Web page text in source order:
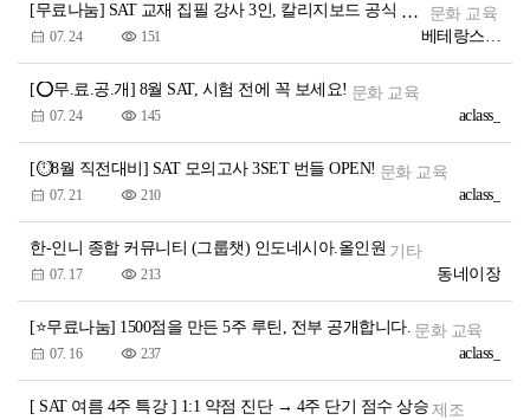
[무료나눔] SAT 교재 집필 강사 3인, 칼리지보드 공식 모의고사 전문항 해설강의
문화 교육
베테랑스에듀1
07. 24 151
[⭕무.료.공.개] 8월 SAT, 시험 전에 꼭 보세요! 문화 교육
aclass_
07. 24 145
[⏱️8월 직전대비] SAT 모의고사 3SET 번들 OPEN! 문화 교육
aclass_
07. 21 210
한-인니 종합 커뮤니티 (그룹챗) 인도네시아.올인원 기타
동네이장
07. 17 213
[⭐무료나눔] 1500점을 만든 5주 루틴, 전부 공개합니다. 문화 교육
aclass_
07. 16 237
[ SAT 여름 4주 특강 ] 1:1 약점 진단 → 4주 단기 점수 상승 제조